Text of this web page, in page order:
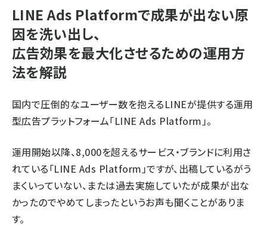
LINE Ads Platformで成果が出ない原
因を洗い出し、
広告効果を最大化させるための運用方
法を解説
国内で圧倒的なユーザー数を抱えるLINEが提供する運用
型広告プラットフォーム「LINE Ads Platform」。
運用開始以降、8,000を超えるサービス・ブランドに利用さ
れている「LINE Ads Platform」ですが、出稿しているがう
まくいっていない、または過去実施していたが成果が出な
かったのでやめてしまったというお声も聞くことがありま
す。